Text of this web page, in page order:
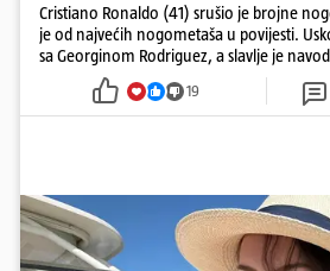
Cristiano Ronaldo (41) srušio je brojne
je od najvećih nogometaša u povijesti.
sa Georginom Rodriguez, a slavlje je
19